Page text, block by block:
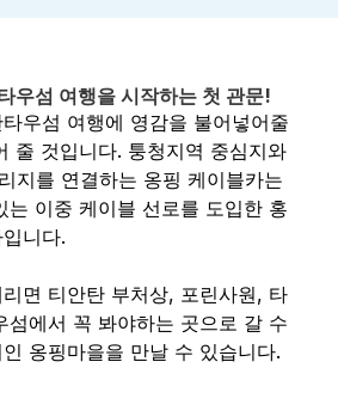
우섬 여행을 시작하는 첫 관문!
우섬 여행에 영감을 불어넣어줄
줄 것입니다. 퉁청지역 중심지와
지를 연결하는 옹핑 케이블카는
는 이중 케이블 선로를 도입한 홍
니다.
면 티안탄 부처상, 포린사원, 타
섬에서 꼭 봐야하는 곳으로 갈 수
옹핑마을을 만날 수 있습니다.